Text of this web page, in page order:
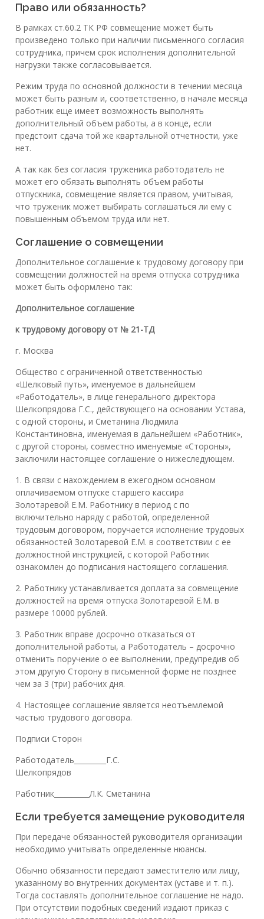
Право или обязанность?
В рамках ст.60.2 ТК РФ совмещение может быть
произведено только при наличии письменного согласия
сотрудника, причем срок исполнения дополнительной
нагрузки также согласовывается.
Режим труда по основной должности в течении месяца
может быть разным и, соответственно, в начале месяца
работник еще имеет возможность выполнять
дополнительный объем работы, а в конце, если
предстоит сдача той же квартальной отчетности, уже
нет.
А так как без согласия труженика работодатель не
может его обязать выполнять объем работы
отпускника, совмещение является правом, учитывая,
что труженик может выбирать соглашаться ли ему с
повышенным объемом труда или нет.
Соглашение о совмещении
Дополнительное соглашение к трудовому договору при
совмещении должностей на время отпуска сотрудника
может быть оформлено так:
Дополнительное соглашение
к трудовому договору от № 21-ТД
г.
Общество с ограниченной ответственностью
«Шелковый путь», именуемое в дальнейшем
«Работодатель», в лице генерального директора
Шелкопрядова Г.С., действующего на основании Устава,
с одной стороны, и Сметанина Людмила
Константиновна, именуемая в дальнейшем «Работник»,
с другой стороны, совместно именуемые «Стороны»,
заключили настоящее соглашение о нижеследующем.
1. В связи с нахождением в ежегодном основном
оплачиваемом отпуске старшего кассира
Золотаревой Е.М. Работнику в период с по
включительно наряду с работой, определенной
трудовым договором, поручается исполнение трудовых
обязанностей Золотаревой Е.М. в соответствии с ее
должностной инструкцией, с которой Работник
ознакомлен до подписания настоящего соглашения.
2. Работнику устанавливается доплата за совмещение
должностей на время отпуска Золотаревой Е.М. в
размере 10000 рублей.
3. Работник вправе досрочно отказаться от
дополнительной работы, а Работодатель – досрочно
отменить поручение о ее выполнении, предупредив об
этом другую Сторону в письменной форме не позднее
чем за 3 (три) рабочих дня.
4. Настоящее соглашение является неотъемлемой
частью трудового договора.
Подписи Сторон
Работодатель_________Г.С.
Шелкопрядов
Работник__________Л.К. Сметанина
Если требуется замещение руководителя
При передаче обязанностей руководителя организации
необходимо учитывать определенные нюансы.
Обычно обязанности передают заместителю или лицу,
указанному во внутренних документах (уставе и т. п.).
Тогда составлять дополнительное соглашение не надо.
При отсутствии подобных сведений издают приказ с